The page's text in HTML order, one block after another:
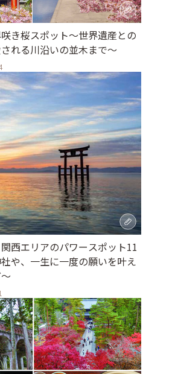
き桜スポット〜世界遺産との
れる川沿いの並木まで〜
西エリアのパワースポット11
や、一生に一度の願いを叶え